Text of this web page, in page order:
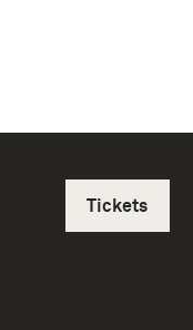
Tickets